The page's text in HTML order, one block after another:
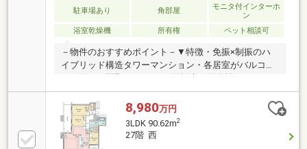
駐車場あり 角部屋
モニタ付インターホ
ン
浴室乾燥機
所有権 ペット相談可
－物件のおすすめポイント－▼特徴・免振×制振のハ
イブリッド構造タワーマンション・各居室がバルコニ
ーに面する間取り・LDKは2面採光・回遊性のあるアイ
ランドキッチン・WICなど各居室収納を確保・玄関収
納、SC有・ペット飼育可能(細則有)・駐車場承継可
能・来客用パーキング・EV車充電設備有▼設備・食洗
機・ディスポーザー・床暖房(LD)・浴室は1418サイ
ズ、浴室乾燥機有■ ご希望の住まい探しをお手伝いし
8,980万円
3LDK 90.62m2
27階 西